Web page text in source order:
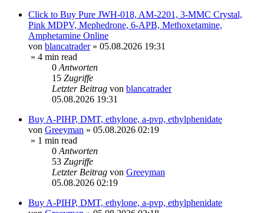
Click to Buy Pure JWH-018, AM-2201, 3-MMC Crystal,
Pink MDPV, Mephedrone, 6-APB, Methoxetamine,
Amphetamine Online
von blancatrader» 05.08.2026 19:31
» 4 min read
0 Antworten
15 Zugriffe
Letzter Beitrag von blancatrader
05.08.2026 19:31
Buy A-PIHP, DMT, ethylone, a-pvp, ethylphenidate
von Greeyman » 05.08.2026 02:19
» 1 min read
0 Antworten
53 Zugriffe
Letzter Beitrag von Greeyman
05.08.2026 02:19
Buy A-PIHP, DMT, ethylone, a-pvp, ethylphenidate